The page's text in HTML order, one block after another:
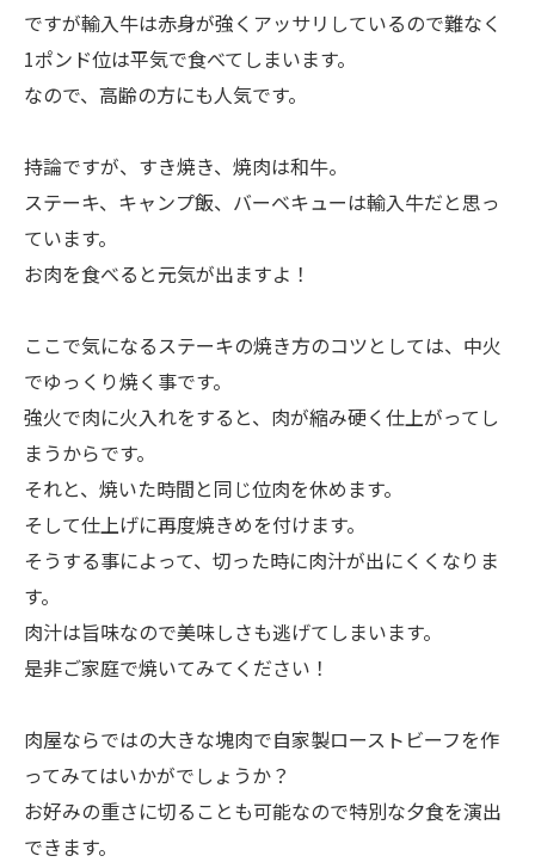
ですが輸入牛は赤身が強くアッサリしているので難なく
1ポンド位は平気で食べてしまいます。
なので、高齢の方にも人気です。
持論ですが、すき焼き、焼肉は和牛。
ステーキ、キャンプ飯、バーベキューは輸入牛だと思っ
ています。
お肉を食べると元気が出ますよ！
ここで気になるステーキの焼き方のコツとしては、中火
でゆっくり焼く事です。
強火で肉に火入れをすると、肉が縮み硬く仕上がってし
まうからです。
それと、焼いた時間と同じ位肉を休めます。
そして仕上げに再度焼きめを付けます。
そうする事によって、切った時に肉汁が出にくくなりま
す。
肉汁は旨味なので美味しさも逃げてしまいます。
是非ご家庭で焼いてみてください！
肉屋ならではの大きな塊肉で自家製ローストビーフを作
ってみてはいかがでしょうか？
お好みの重さに切ることも可能なので特別な夕食を演出
できます。